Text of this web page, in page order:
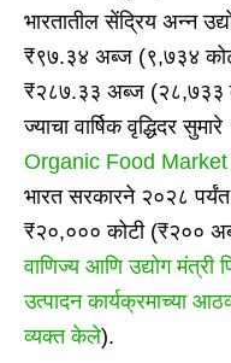
भारतातील सेंद्रिय अन्न
₹९७.३४ अब्ज (९,७३४
₹२८७.३३ अब्ज (२८,७३३
ज्याचा वार्षिक वृद्धिदर
Organic Food
भारत सरकारने २०२८ पर्यंत
₹२०,००० कोटी (₹२००
वाणिज्य आणि उद्योग मंत्री
उत्पादन कार्यक्रमाच्या
व्यक्त केले).